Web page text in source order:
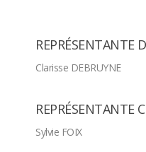
REPRÉSENTANTE
Clarisse DEBRUYNE
REPRÉSENTANTE
Sylvie FOIX